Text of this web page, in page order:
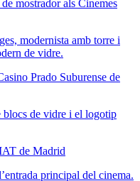
mostrador als Cinemes
Prado Suburense de
de Madrid